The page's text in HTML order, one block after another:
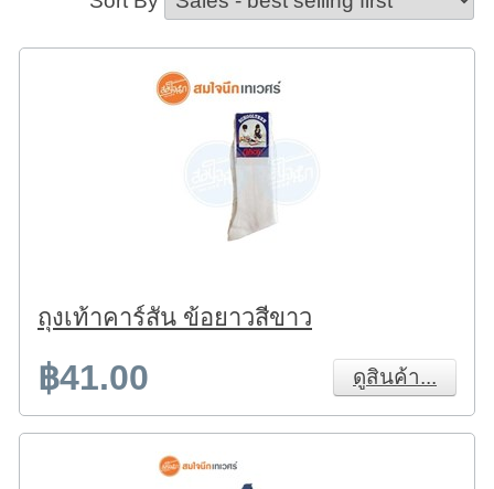
ถุงเท้าคาร์สัน ข้อยาวสีขาว
฿41.00 ดูสินค้า...